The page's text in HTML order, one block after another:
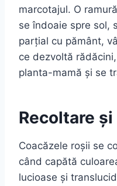
marcotajul. O
se îndoaie spre sol,
parțial cu pământ,
ce dezvoltă
planta-mamă și se
Recoltare
Coacăzele roșii se
când capătă
lucioase și